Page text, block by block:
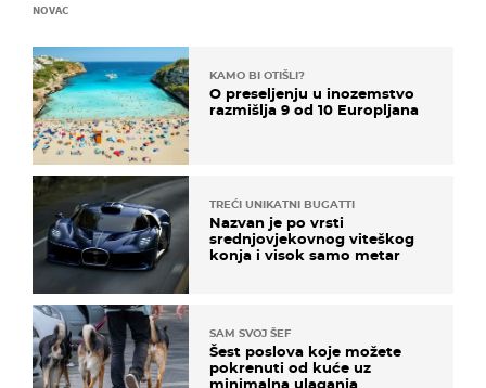
NOVAC
KAMO BI OTIŠLI?
O preseljenju u inozemstvo
razmišlja 9 od 10 Europljana
TREĆI UNIKATNI BUGATTI
Nazvan je po vrsti
srednjovjekovnog viteškog
konja i visok samo metar
SAM SVOJ ŠEF
Šest poslova koje možete
pokrenuti od kuće uz
minimalna ulaganja